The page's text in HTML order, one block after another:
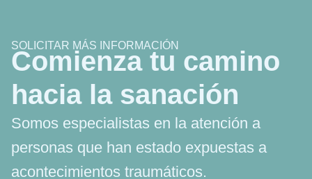
SOLICITAR MÁS INFORMACIÓN
Comienza tu camino
hacia la sanación
Somos especialistas en la atención a
personas que han estado expuestas a
acontecimientos traumáticos.